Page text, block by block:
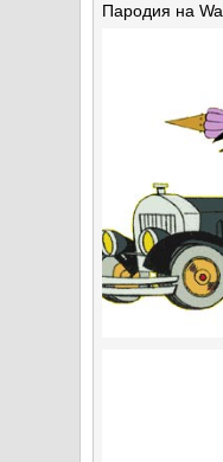
Пародия на